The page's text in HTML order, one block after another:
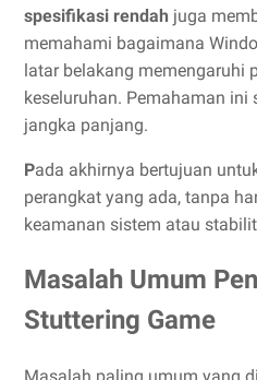
spesifikasi rendah juga
memahami bagaimana
latar belakang memengaruhi
keseluruhan. Pemahaman
jangka panjang.
Pada akhirnya bertujuan
perangkat yang ada, tanpa
keamanan sistem atau
Masalah Umum
Stuttering Game